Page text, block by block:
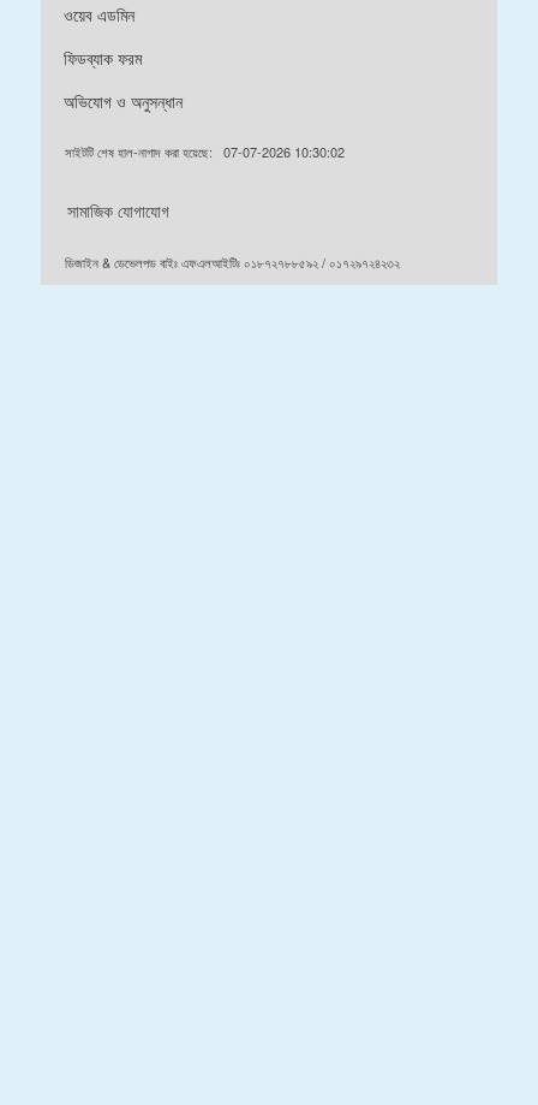
ওয়েব এডমিন
ফিডব্যাক ফরম
অভিযোগ ও অনুসন্ধান
সাইটটি শেষ হাল-নাগাদ করা হয়েছে: 07-07-2026 10:30:02
সামাজিক যোগাযোগ
ডিজাইন & ডেভেলপড বাইঃ এফএলআইটিঃ ০১৮৭২৭৮৮৫৯২ / ০১৭২৯৭২৪২৩২